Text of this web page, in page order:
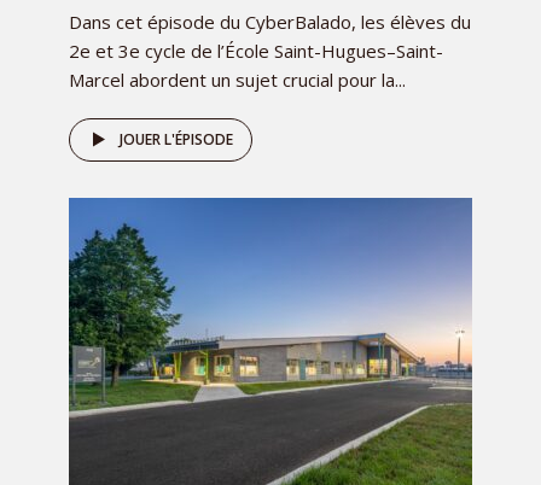
Dans cet épisode du CyberBalado, les élèves du
2e et 3e cycle de l’École Saint-Hugues–Saint-
Marcel abordent un sujet crucial pour la...
JOUER L'ÉPISODE